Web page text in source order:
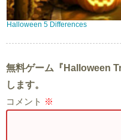
Halloween 5 Differences
無料ゲーム『Halloween
します。
コメント ※